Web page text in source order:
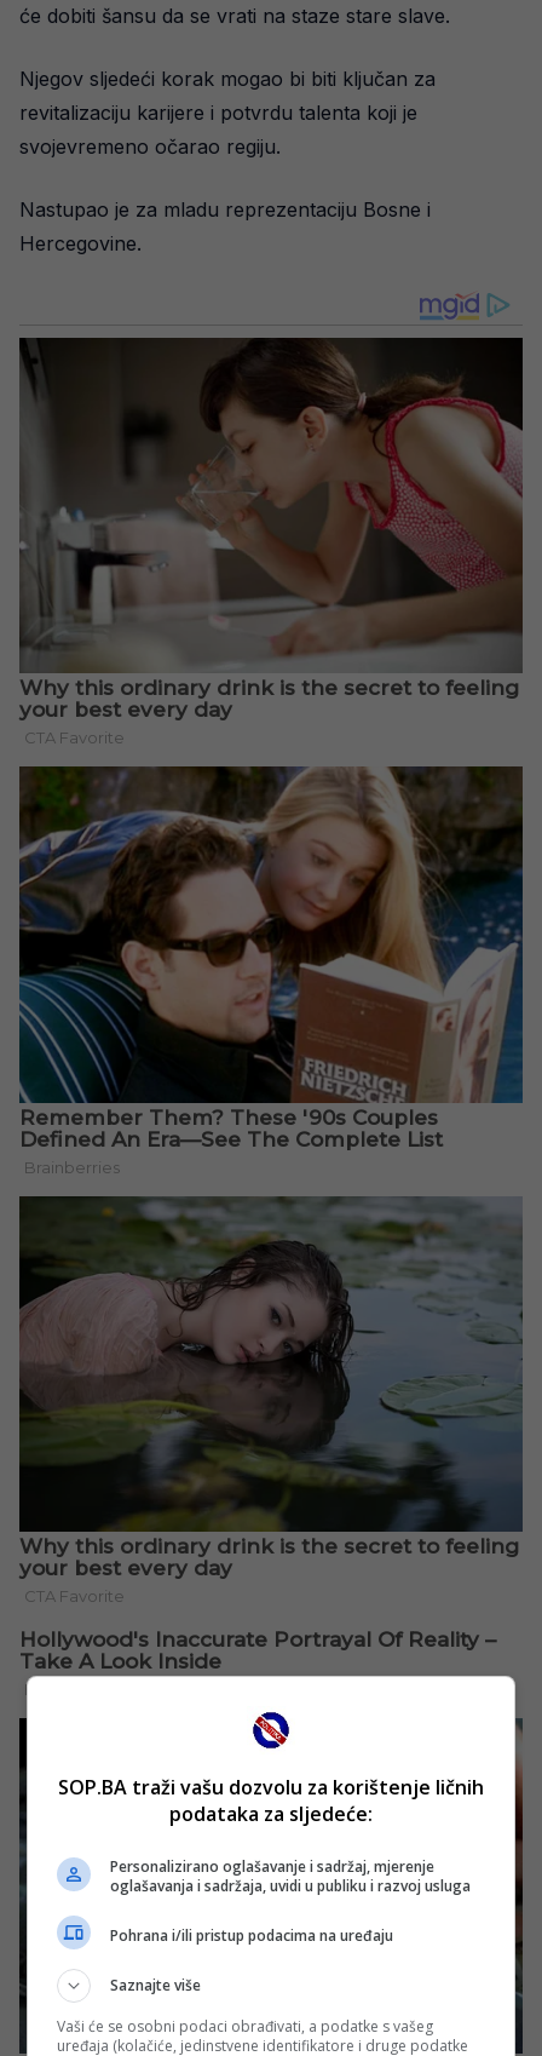
će dobiti šansu da se vrati na staze stare slave.
Njegov sljedeći korak mogao bi biti ključan za
revitalizaciju karijere i potvrdu talenta koji je
svojevremeno očarao regiju.
Nastupao je za mladu reprezentaciju Bosne i
Hercegovine.
SOP.BA traži vašu dozvolu za korištenje ličnih
podataka za sljedeće:
Personalizirano oglašavanje i sadržaj, mjerenje
oglašavanja i sadržaja, uvidi u publiku i razvoj usluga
Pohrana i/ili pristup podacima na uređaju
Saznajte više
Vaši će se osobni podaci obrađivati, a podatke s vašeg
uređaja (kolačiće, jedinstvene identifikatore i druge podatke